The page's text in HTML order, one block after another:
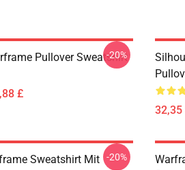
Pullover Sweatshirt
£
-20%
32,35
Sweatshirt Mit
-20%